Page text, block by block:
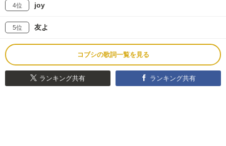
4位 joy
5位 友よ
コブシの歌詞一覧を見る
ランキング共有 ランキング共有